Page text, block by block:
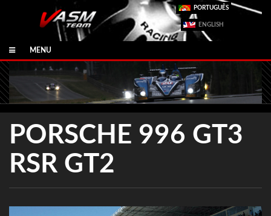
PORTUGUÊS
ENGLISH
MENU
PORSCHE 996 GT3
RSR GT2